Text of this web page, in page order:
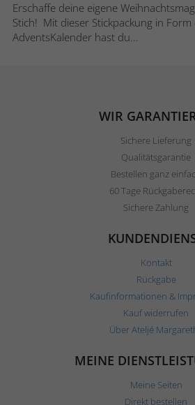
Erschaffe deine eigene
Stich! Mit dieser Stickpackung in Form
AdventsKalender hast du...
WIR
Sichere Lieferung
Qualitätsgarantie
Bestellen ganz
60 Tage
Sichere Zahlung
Kontakt
Rückgabe
Kaufinformationen &
Kauf widerrufen
Über Ateljé
MEINE
Meine Seiten
Direkt bestellen